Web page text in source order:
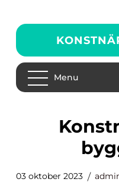
Menu
konstnär klär in
03 oktober 2023